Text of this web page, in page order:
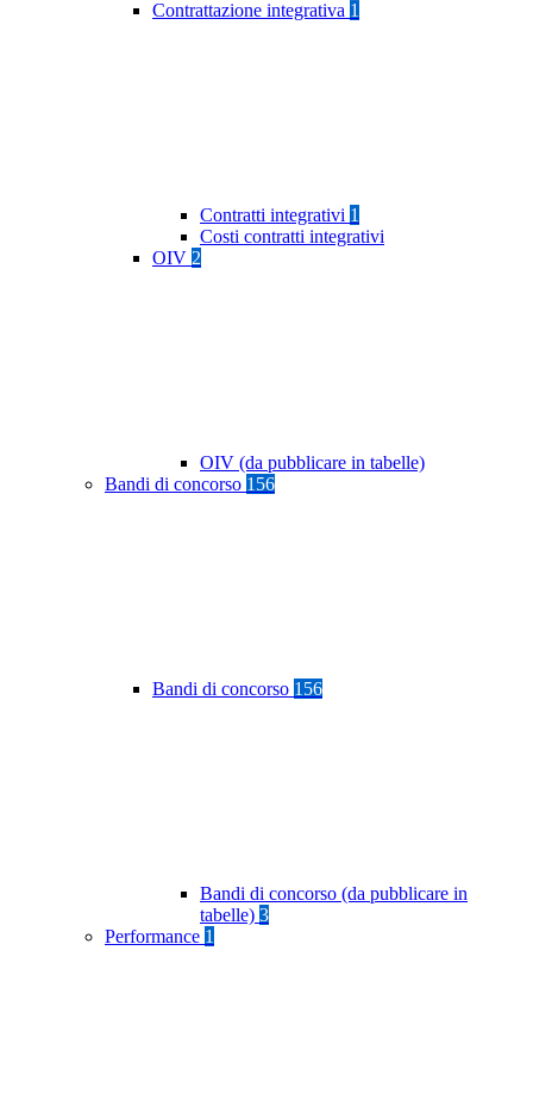
Contrattazione integrativa 1
Contratti integrativi 1
Costi contratti integrativi
OIV 2
OIV (da pubblicare in tabelle)
Bandi di concorso 156
Bandi di concorso 156
Bandi di concorso (da pubblicare in
tabelle) 3
Performance 1